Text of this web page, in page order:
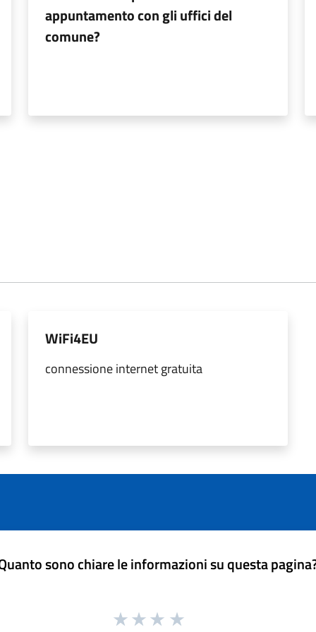
appuntamento con gli uffici del
comune?
WiFi4EU
connessione internet gratuita
sono chiare le informazioni su questa